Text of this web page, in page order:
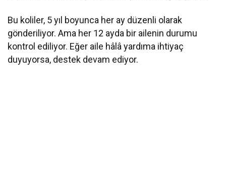
Bu koliler, 5 yıl boyunca her ay düzenli olarak
gönderiliyor. Ama her 12 ayda bir ailenin durumu
kontrol ediliyor. Eğer aile hâlâ yardıma ihtiyaç
duyuyorsa, destek devam ediyor.